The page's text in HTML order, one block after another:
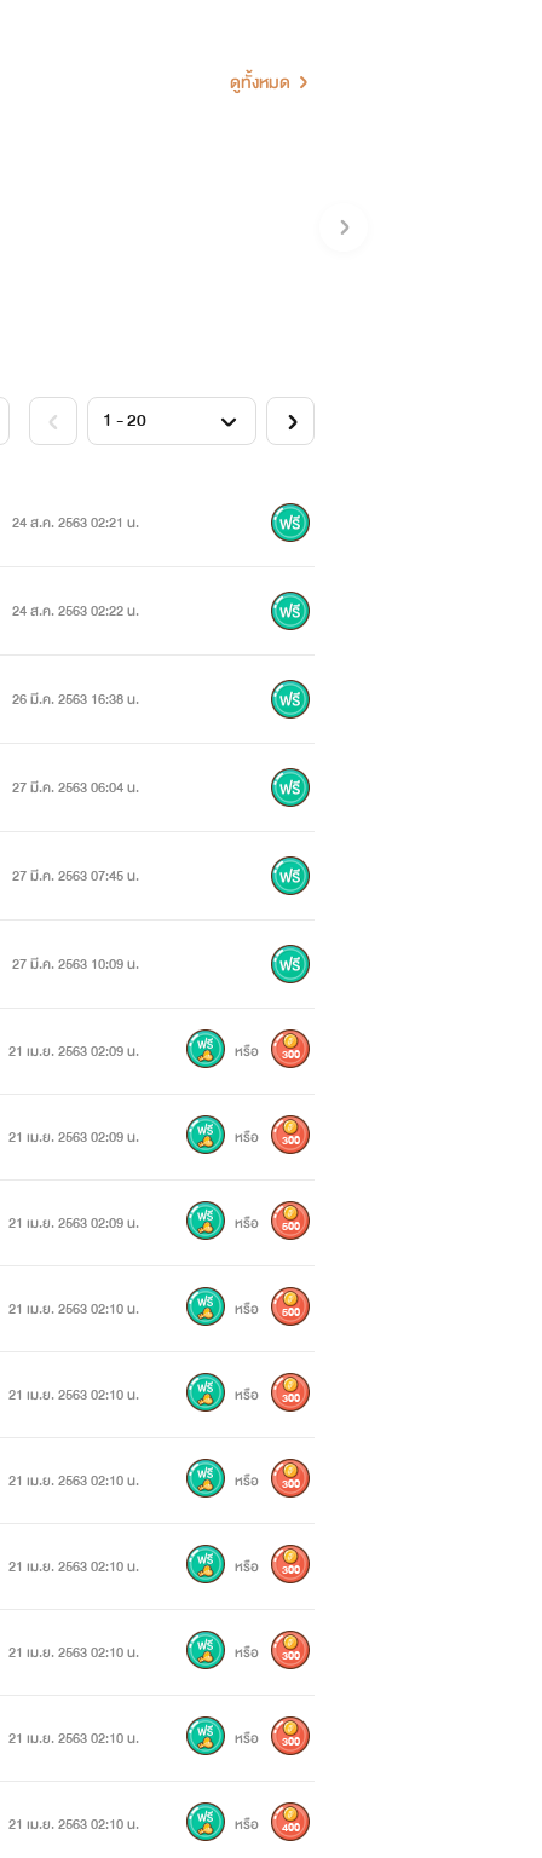
ยบแทบเท้าของเธอให้ได้
วให้ได้"
ฎราชกุมารคนนี้ให้ได้ที่ทำให้น้อง
คอยสปอยตลอดตามใจ และปกป้องลูก
มารถกำจัดหญิงสาวไปได้แล้วหนึ่งคน
ป็นอย่างมาก
ดูทั้งหมด
24 ส.ค. 2563 02:21 น.
24 ส.ค. 2563 02:22 น.
26 มี.ค. 2563 16:38 น.
27 มี.ค. 2563 06:04 น.
27 มี.ค. 2563 07:45 น.
27 มี.ค. 2563 10:09 น.
21 เม.ย. 2563 02:09 น. หรือ 300
21 เม.ย. 2563 02:09 น. หรือ 300
21 เม.ย. 2563 02:09 น. หรือ 500
21 เม.ย. 2563 02:10 น. หรือ 500
21 เม.ย. 2563 02:10 น. หรือ 300
21 เม.ย. 2563 02:10 น. หรือ 300
21 เม.ย. 2563 02:10 น. หรือ 300
21 เม.ย. 2563 02:10 น. หรือ 300
21 เม.ย. 2563 02:10 น. หรือ 300
21 เม.ย. 2563 02:10 น. หรือ 400